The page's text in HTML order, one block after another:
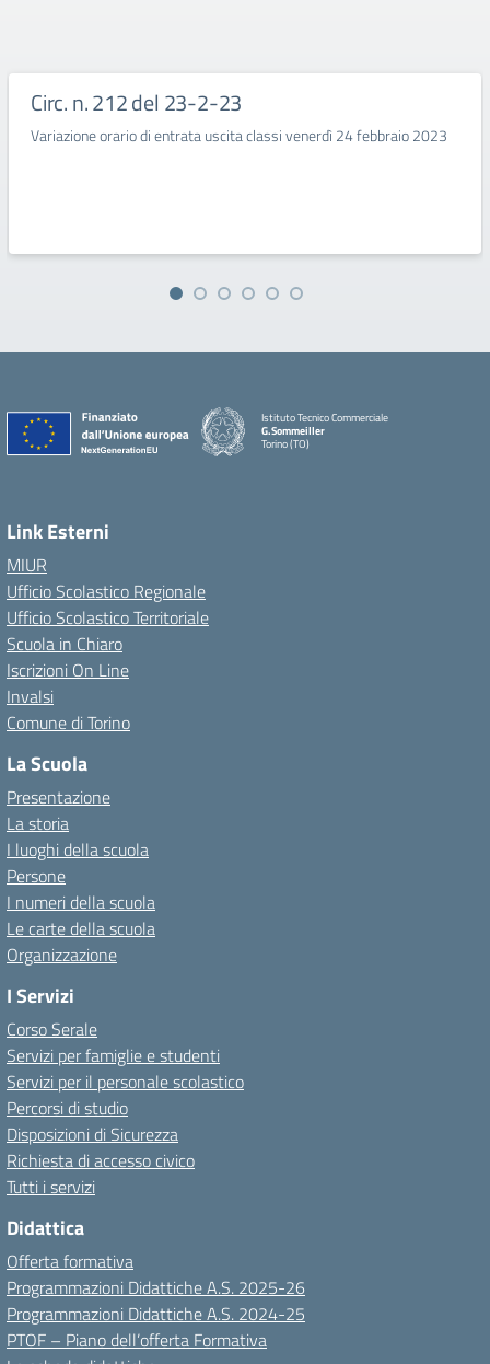
Circ. n. 212 del 23-2-23
Variazione orario di entrata uscita classi venerdì 24 febbraio 2023
Istituto Tecnico Commerciale
G.Sommeiller
Torino (TO)
Link Esterni
MIUR
Ufficio Scolastico Regionale
Ufficio Scolastico Territoriale
Scuola in Chiaro
Iscrizioni On Line
Invalsi
Comune di Torino
La Scuola
Presentazione
La storia
I luoghi della scuola
Persone
I numeri della scuola
Le carte della scuola
Organizzazione
I Servizi
Corso Serale
Servizi per famiglie e studenti
Servizi per il personale scolastico
Percorsi di studio
Disposizioni di Sicurezza
Richiesta di accesso civico
Tutti i servizi
Didattica
Offerta formativa
Programmazioni Didattiche A.S. 2025-26
Programmazioni Didattiche A.S. 2024-25
PTOF – Piano dell’offerta Formativa